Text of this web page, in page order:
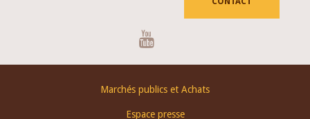
Marchés publics et Achats
Espace presse